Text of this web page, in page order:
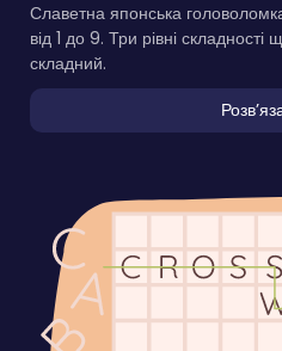
Славетна японська
від 1 до 9. Три рівні складності
складний.